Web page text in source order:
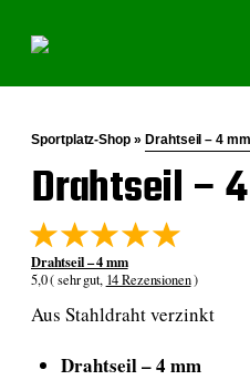
Sportplatz-Shop » Drahtseil – 4 mm
Drahtseil –
Drahtseil – 4 mm
5,0 ( sehr gut, 14 Rezensionen)
Aus Stahldraht verzinkt
Drahtseil – 4 mm